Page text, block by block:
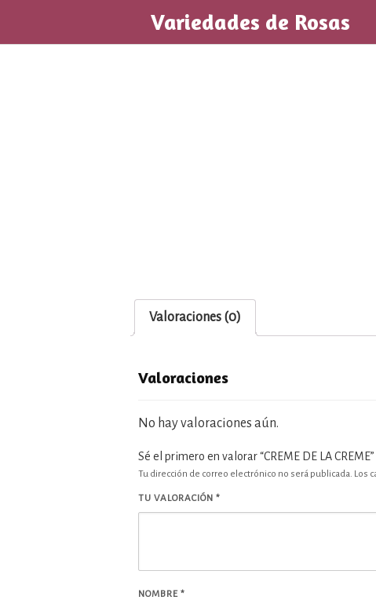
contenido
Variedades de Rosas
Valoraciones (0)
Valoraciones
No hay valoraciones aún.
Sé el primero en valorar “CREME DE LA CREME”
Tu dirección de correo electrónico no será publicada. Los
TU VALORACIÓN *
NOMBRE *